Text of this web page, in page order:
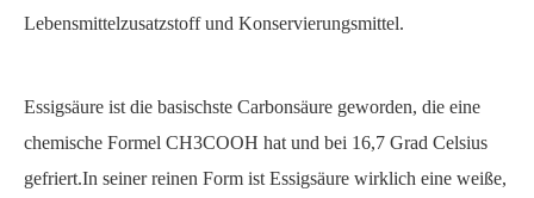
Lebensmittelzusatzstoff und Konservierungsmittel.
Essigsäure ist die basischste Carbonsäure geworden, die eine
chemische Formel CH3COOH hat und bei 16,7 Grad Celsius
gefriert.In seiner reinen Form ist Essigsäure wirklich eine weiße,